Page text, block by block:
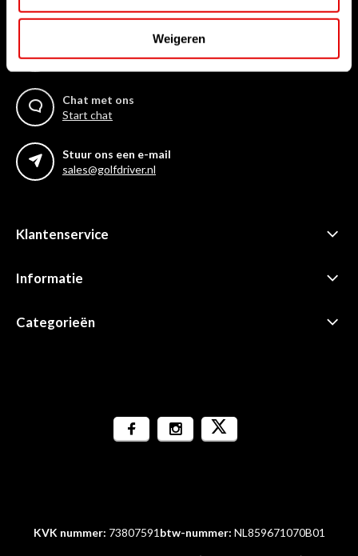
Weigeren
Waar kunnen we u mee helpen?
+31 85 06 02 099
Chat met ons
Start chat
Stuur ons een e-mail
sales@golfdriver.nl
Klantenservice
Informatie
Categorieën
KVK nummer: 73807591 btw-nummer: NL859671070B01